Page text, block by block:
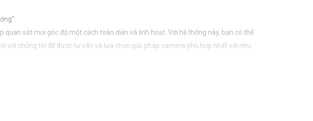
sát mọi góc độ một cách toàn diện và linh hoạt. Với hệ thống này, bạn có thể
với chúng tôi để được tư vấn và lựa chọn giải pháp camera phù hợp nhất với nhu